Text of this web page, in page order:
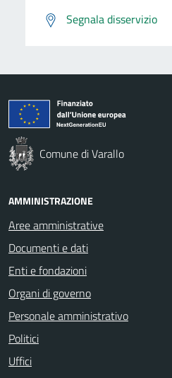
Segnala disservizio
Comune di Varallo
AMMINISTRAZIONE
Aree amministrative
Documenti e dati
Enti e fondazioni
Organi di governo
Personale amministrativo
Politici
Uffici